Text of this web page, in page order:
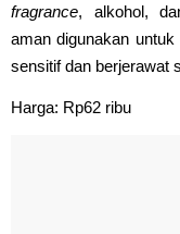
fragrance, alkohol,
aman digunakan
sensitif dan berjerawat
Harga: Rp62 ribu